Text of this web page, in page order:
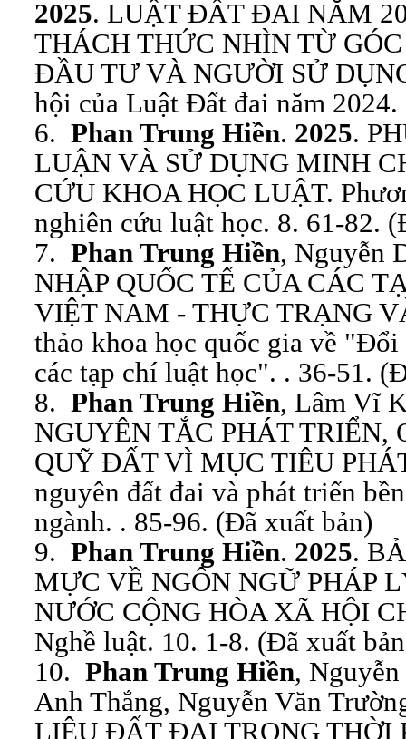
2025. LUẬT ĐẤT ĐAI NĂM
THÁCH THỨC NHÌN TỪ
ĐẦU TƯ VÀ NGƯỜI SỬ
hội của Luật Đất đai năm
6. Phan Trung Hiền. 2025.
LUẬN VÀ SỬ DỤNG MINH
CỨU KHOA HỌC LUẬT.
nghiên cứu luật học. 8. 61-82.
7. Phan Trung Hiền, Nguyễn
NHẬP QUỐC TẾ CỦA CÁC
VIỆT NAM - THỰC TRẠNG
thảo khoa học quốc gia về
các tạp chí luật học". . 36-51.
8. Phan Trung Hiền, Lâm Vĩ
NGUYÊN TẮC PHÁT
QUỸ ĐẤT VÌ MỤC TIÊU
nguyên đất đai và phát triển
ngành. . 85-96. (Đã xuất bản)
9. Phan Trung Hiền. 2025.
MỰC VỀ NGÔN NGỮ PHÁP
NƯỚC CỘNG HÒA XÃ HỘI
Nghề luật. 10. 1-8. (Đã xuất
10. Phan Trung Hiền,
Anh Thắng, Nguyễn Văn
LIỆU ĐẤT ĐAI TRONG THỜI